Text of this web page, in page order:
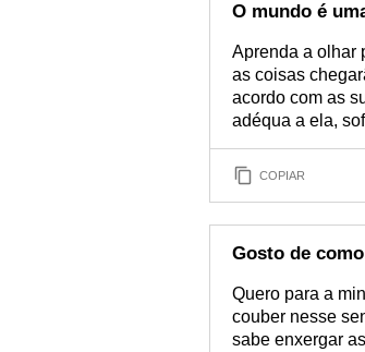
O mundo é
Aprenda a olhar
as coisas
acordo com as
adéqua a ela,
COPIAR
Gosto de
Quero para a
couber nesse
sabe enxergar